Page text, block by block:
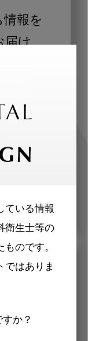
ている情報
衛生士等の
のです。
ではありま
か？
報を
届け
医師、歯
わせた内
します。